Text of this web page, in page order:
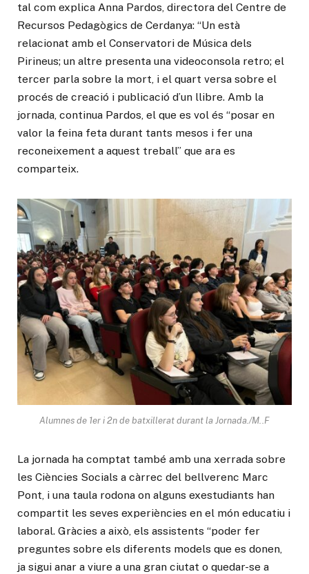
tal com explica Anna Pardos, directora del Centre de
Recursos Pedagògics de Cerdanya: “Un està
relacionat amb el Conservatori de Música dels
Pirineus; un altre presenta una videoconsola retro; el
tercer parla sobre la mort, i el quart versa sobre el
procés de creació i publicació d’un llibre. Amb la
jornada, continua Pardos, el que es vol és “posar en
valor la feina feta durant tants mesos i fer una
reconeixement a aquest treball” que ara es
comparteix.
Alumnes de 1er i 2n de batxillerat durant la Jornada./M..F
La jornada ha comptat també amb una xerrada sobre
les Ciències Socials a càrrec del bellverenc Marc
Pont, i una taula rodona on alguns exestudiants han
compartit les seves experiències en el món educatiu i
laboral. Gràcies a això, els assistents “poder fer
preguntes sobre els diferents models que es donen,
ja sigui anar a viure a una gran ciutat o quedar-se a